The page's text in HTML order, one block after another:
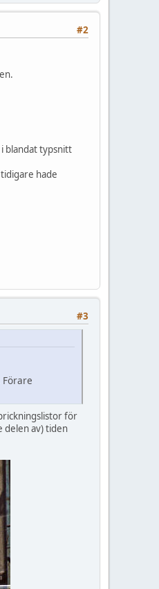
#2
blandat typsnitt
hade
#3
för
delen av) tiden